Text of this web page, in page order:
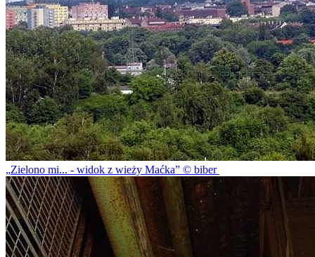
Zielono mi... - widok z wieży Maćka © biber